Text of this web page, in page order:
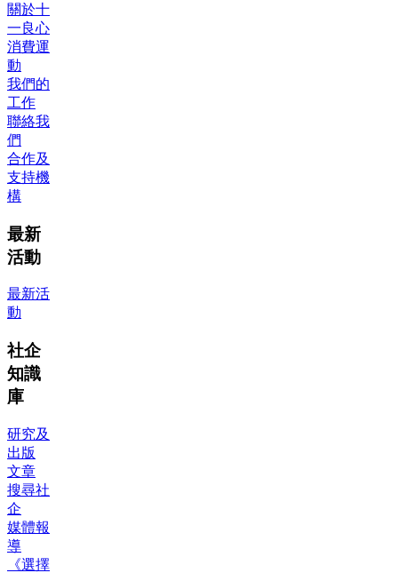
關於十
一良心
消費運
動
我們的
工作
聯絡我
們
合作及
支持機
構
最新
活動
最新活
動
社企
知識
庫
研究及
出版
文章
搜尋社
企
媒體報
導
《選擇